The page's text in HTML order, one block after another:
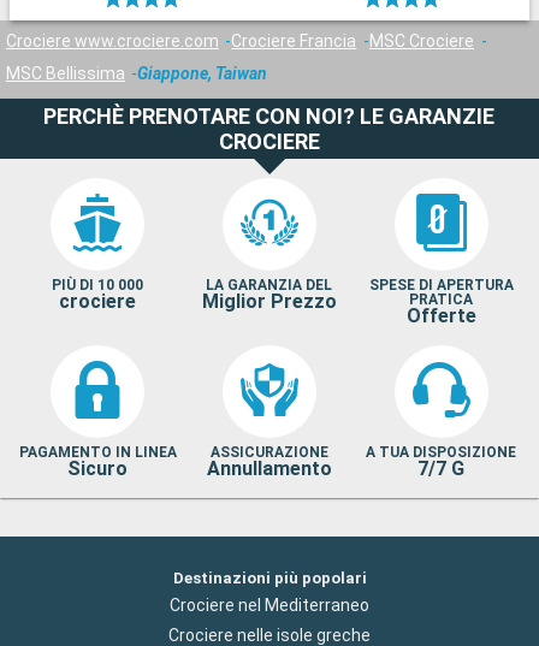
Crociere www.crociere.com Crociere Francia
MSC Crociere
MSC Bellissima
Giappone, Taiwan
PERCHÈ PRENOTARE CON NOI? LE GARANZIE
CROCIERE
PIÙ DI 10 000
crociere
LA GARANZIA DEL
Miglior Prezzo
SPESE DI APERTURA
PRATICA
Offerte
PAGAMENTO IN LINEA
Sicuro
ASSICURAZIONE
Annullamento
A TUA DISPOSIZIONE
7/7 G
Destinazioni più popolari
Crociere nel Mediterraneo
Crociere nelle isole greche